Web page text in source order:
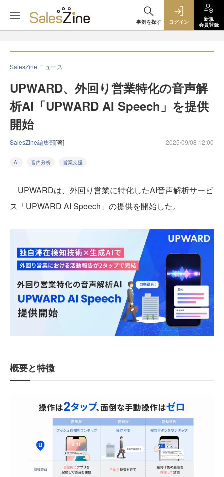
事例を探す ログイン
新規
会員登録
SalesZine ニュース
UPWARD、外回り営業特化の音声解
析AI「UPWARD AI Speech」を提供
開始
SalesZine編集部[著] 2025/09/08 12:00
AI 音声分析 営業支援
UPWARDは、外回り営業に特化したAI音声解析サービ
ス「UPWARD AI Speech」の提供を開始した。
概要と特徴